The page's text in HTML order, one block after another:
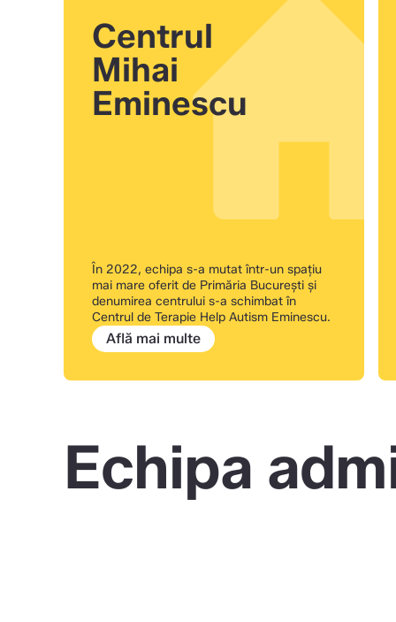
Centrul
Mihai
Eminescu
În 2022, echipa s-a mutat într-un spațiu
mai mare oferit de Primăria București și
denumirea centrului s-a schimbat în
Centrul de Terapie Help Autism Eminescu.
Află mai multe
Echipa